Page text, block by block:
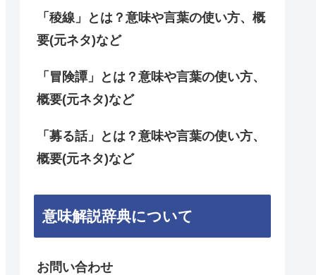
「稜線」とは？意味や言葉の使い方、概
要(元ネタ)など
「冒険譚」とは？意味や言葉の使い方、
概要(元ネタ)など
「募る話」とは？意味や言葉の使い方、
概要(元ネタ)など
意味解説辞典について
お問い合わせ